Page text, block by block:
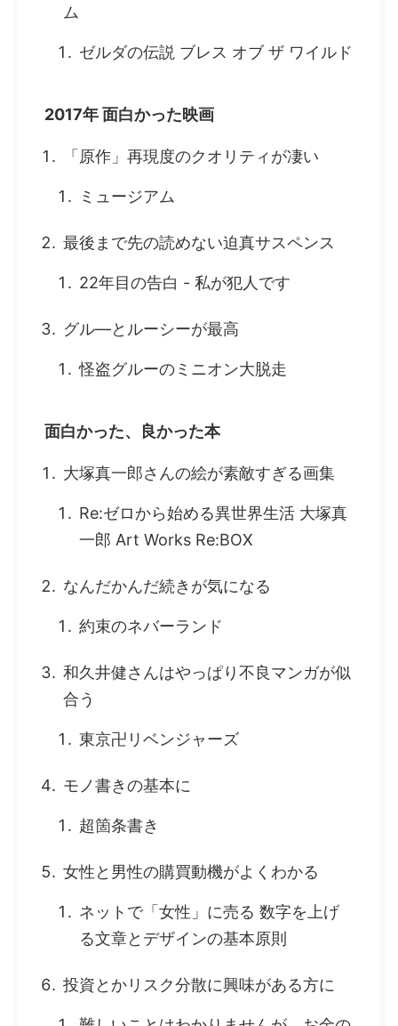
ム
ゼルダの伝説 ブレス オブ ザ ワイルド
2017年 面白かった映画
「原作」再現度のクオリティが凄い
ミュージアム
最後まで先の読めない迫真サスペンス
22年目の告白 - 私が犯人です
グル―とルーシーが最高
怪盗グルーのミニオン大脱走
面白かった、良かった本
大塚真一郎さんの絵が素敵すぎる画集
Re:ゼロから始める異世界生活 大塚真
一郎 Art Works Re:BOX
なんだかんだ続きが気になる
約束のネバーランド
和久井健さんはやっぱり不良マンガが似
合う
東京卍リベンジャーズ
モノ書きの基本に
超箇条書き
女性と男性の購買動機がよくわかる
ネットで「女性」に売る 数字を上げ
る文章とデザインの基本原則
投資とかリスク分散に興味がある方に